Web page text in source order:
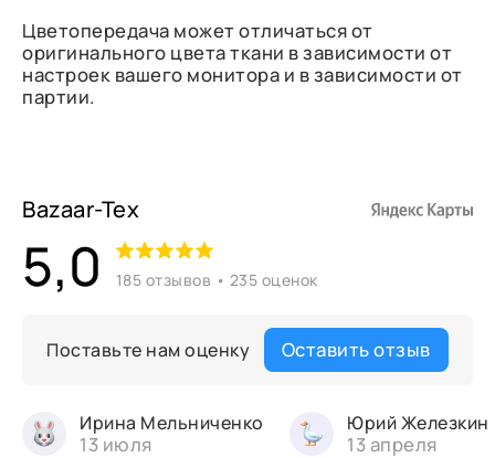
Цветопередача может отличаться от
оригинального цвета ткани в зависимости от
настроек вашего монитора и в зависимости от
партии.
Bazaar-Tex
5,0 185 отзывов • 235 оценок
Поставьте нам оценку Оставить отзыв
Ирина Мельниченко
13 июля
Юрий Железкин
13 апреля